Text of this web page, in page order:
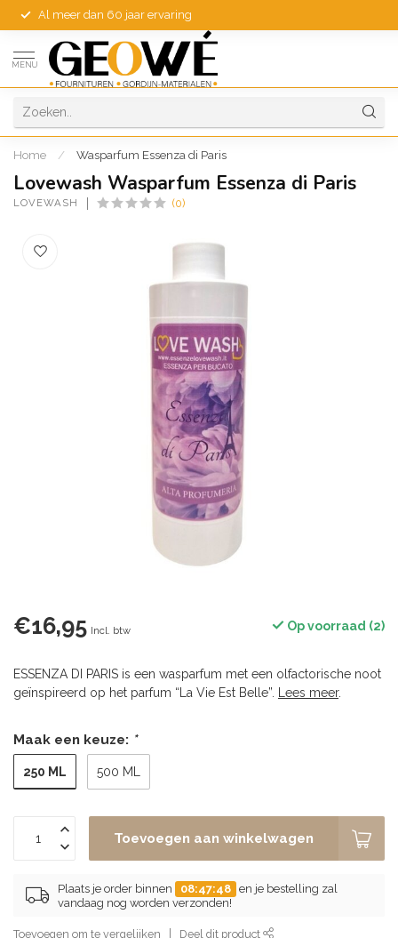
Al meer dan 60 jaar ervaring
MENU
Home / Wasparfum Essenza di Paris
Lovewash Wasparfum Essenza di Paris
LOVEWASH (0)
€16,95 Incl. btw Op voorraad (2)
ESSENZA DI PARIS is een wasparfum met een olfactorische noot
geïnspireerd op het parfum “La Vie Est Belle”.
Lees meer.
Maak een keuze: *
250 ML 500 ML
Toevoegen aan winkelwagen
Plaats je order binnen 08:47:48 en je bestelling zal
vandaag nog worden verzonden!
Toevoegen om te vergelijken Deel dit product